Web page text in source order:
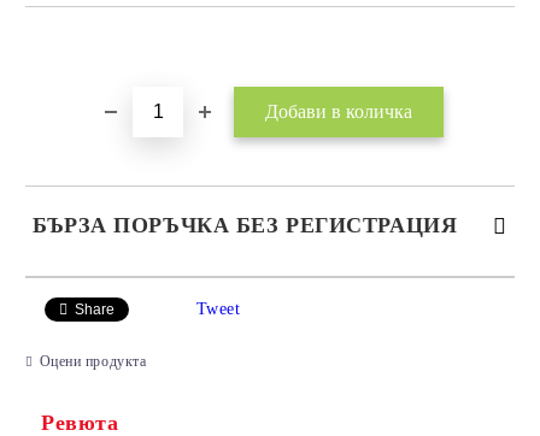
БЪРЗА ПОРЪЧКА БЕЗ РЕГИСТРАЦИЯ
Ние ще се свържем с вас в рамките на работния ден.
Share Tweet
Оцени продукта
Ревюта